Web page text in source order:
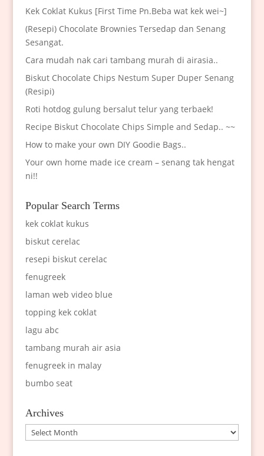
Kek Coklat Kukus [First Time Pn.Beba wat kek wei~]
(Resepi) Chocolate Brownies Tersedap dan Senang
Sesangat.
Cara mudah nak cari tambang murah di airasia..
Biskut Chocolate Chips Nestum Super Duper Senang
(Resipi)
Roti hotdog gulung bersalut telur yang terbaek!
Recipe Biskut Chocolate Chips Simple and Sedap.. ~~
How to make your own DIY Goodie Bags..
Your own home made ice cream – senang tak hengat
ni!!
Popular Search Terms
kek coklat kukus
biskut cerelac
resepi biskut cerelac
fenugreek
laman web video blue
topping kek coklat
lagu abc
tambang murah air asia
fenugreek in malay
bumbo seat
Archives
Archives